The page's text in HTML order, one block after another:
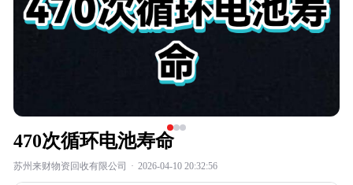
470次循环电池寿命
苏州来财物资回收有限公司 · 2026-04-10 20:32:56